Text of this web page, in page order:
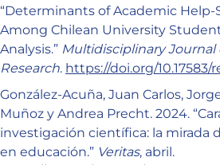
“Determinants of Academic
Among Chilean University
Analysis.” Multidisciplinary Journal
Research. https://doi.org/10.17583/
González-Acuña, Juan Carlos,
Muñoz y Andrea Precht. 2024.
investigación científica: la mirada
en educación.” Veritas, abril.